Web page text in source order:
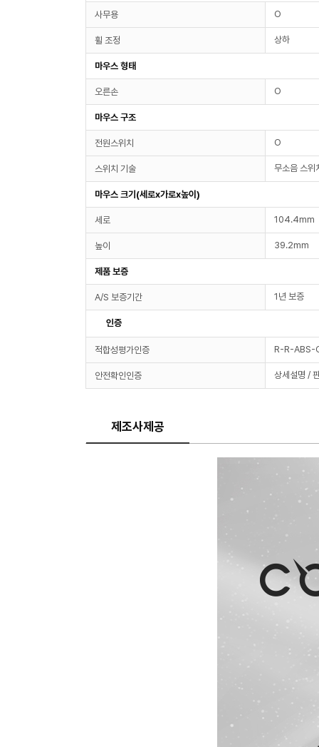
사무용 O
휠 조정 상하
마우스 형태
오른손 O
마우스 구조
전원스위치 O
스위치 기술 무소음 스위
마우스 크기(세로x가로x높이)
세로 104.4mm
높이 39.2mm
제품 보증
A/S 보증기간 1년 보증
인증
적합성평가인증 R-R-
안전확인인증 상세설명 /
제조사제공